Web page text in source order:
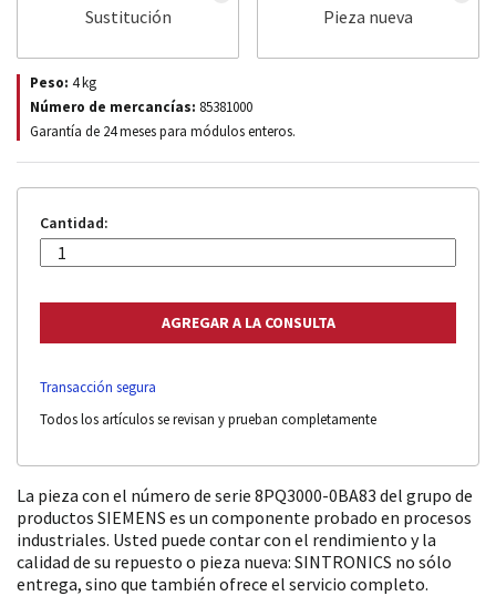
Sustitución Pieza nueva
Peso: 4kg
Número de mercancías: 85381000
Garantía de 24 meses para módulos enteros.
Cantidad:
Transacción segura
Todos los artículos se revisan y prueban completamente
La pieza con el número de serie 8PQ3000-0BA83 del grupo de
productos SIEMENS es un componente probado en procesos
industriales. Usted puede contar con el rendimiento y la
calidad de su repuesto o pieza nueva: SINTRONICS no sólo
entrega, sino que también ofrece el servicio completo.